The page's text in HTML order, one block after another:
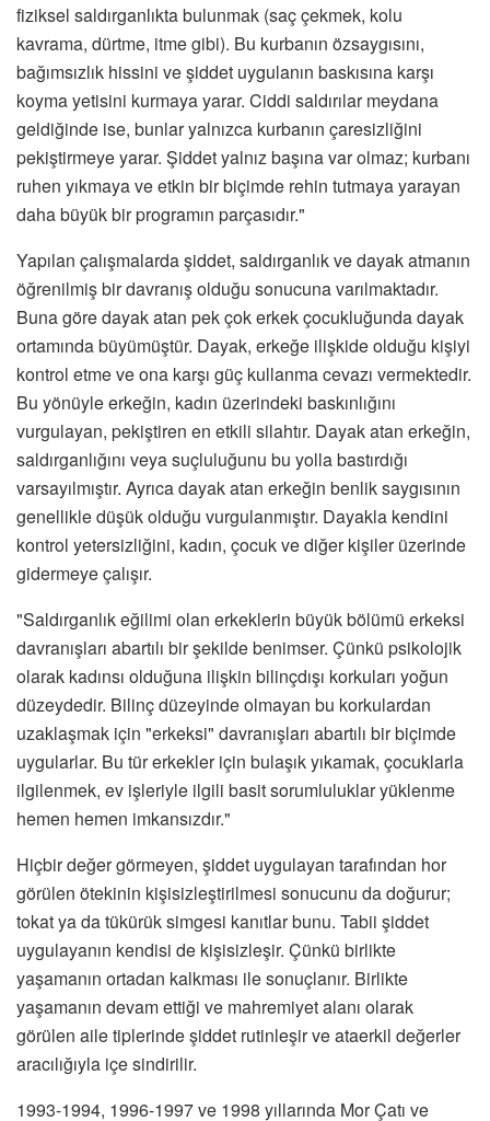
fiziksel saldırganlıkta bulunmak (saç çekmek, kolu
kavrama, dürtme, itme gibi). Bu kurbanın özsaygısını,
bağımsızlık hissini ve şiddet uygulanın baskısına karşı
koyma yetisini kurmaya yarar. Ciddi saldırılar meydana
geldiğinde ise, bunlar yalnızca kurbanın çaresizliğini
pekiştirmeye yarar. Şiddet yalnız başına var olmaz; kurbanı
ruhen yıkmaya ve etkin bir biçimde rehin tutmaya yarayan
daha büyük bir programın parçasıdır."
Yapılan çalışmalarda şiddet, saldırganlık ve dayak atmanın
öğrenilmiş bir davranış olduğu sonucuna varılmaktadır.
Buna göre dayak atan pek çok erkek çocukluğunda dayak
ortamında büyümüştür. Dayak, erkeğe ilişkide olduğu kişiyi
kontrol etme ve ona karşı güç kullanma cevazı vermektedir.
Bu yönüyle erkeğin, kadın üzerindeki baskınlığını
vurgulayan, pekiştiren en etkili silahtır. Dayak atan erkeğin,
saldırganlığını veya suçluluğunu bu yolla bastırdığı
varsayılmıştır. Ayrıca dayak atan erkeğin benlik saygısının
genellikle düşük olduğu vurgulanmıştır. Dayakla kendini
kontrol yetersizliğini, kadın, çocuk ve diğer kişiler üzerinde
gidermeye çalışır.
"Saldırganlık eğilimi olan erkeklerin büyük bölümü erkeksi
davranışları abartılı bir şekilde benimser. Çünkü psikolojik
olarak kadınsı olduğuna ilişkin bilinçdışı korkuları yoğun
düzeydedir. Bilinç düzeyinde olmayan bu korkulardan
uzaklaşmak için "erkeksi" davranışları abartılı bir biçimde
uygularlar. Bu tür erkekler için bulaşık yıkamak, çocuklarla
ilgilenmek, ev işleriyle ilgili basit sorumluluklar yüklenme
hemen hemen imkansızdır."
Hiçbir değer görmeyen, şiddet uygulayan tarafından hor
görülen ötekinin kişisizleştirilmesi sonucunu da doğurur;
tokat ya da tükürük simgesi kanıtlar bunu. Tabii şiddet
uygulayanın kendisi de kişisizleşir. Çünkü birlikte
yaşamanın ortadan kalkması ile sonuçlanır. Birlikte
yaşamanın devam ettiği ve mahremiyet alanı olarak
görülen aile tiplerinde şiddet rutinleşir ve ataerkil değerler
aracılığıyla içe sindirilir.
1993-1994, 1996-1997 ve 1998 yıllarında Mor Çatı ve